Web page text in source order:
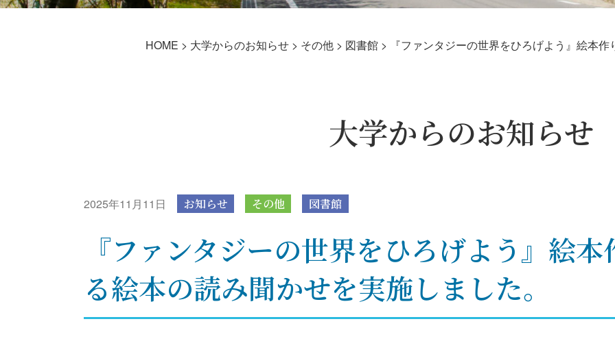
HOME > 大学からのお知らせ > その他 > 図書館 > 『ファンタジーの世界をひろげよう』絵本
大学からのお知らせ
2025年11月11日 お知らせ その他 図書館
『ファンタジーの世界をひろげよう』絵
る絵本の読み聞かせを実施しました。